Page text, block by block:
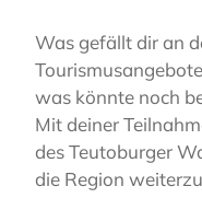
Was gefällt dir an
was könnte noch
Mit deiner
des Teutoburger
die Region